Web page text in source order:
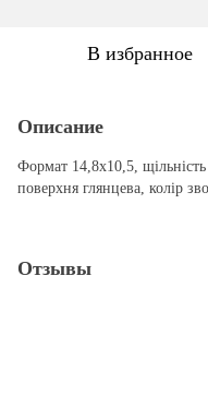
В избранное
Описание
Формат 14,8х10,5,
поверхня глянцева, колір
Отзывы